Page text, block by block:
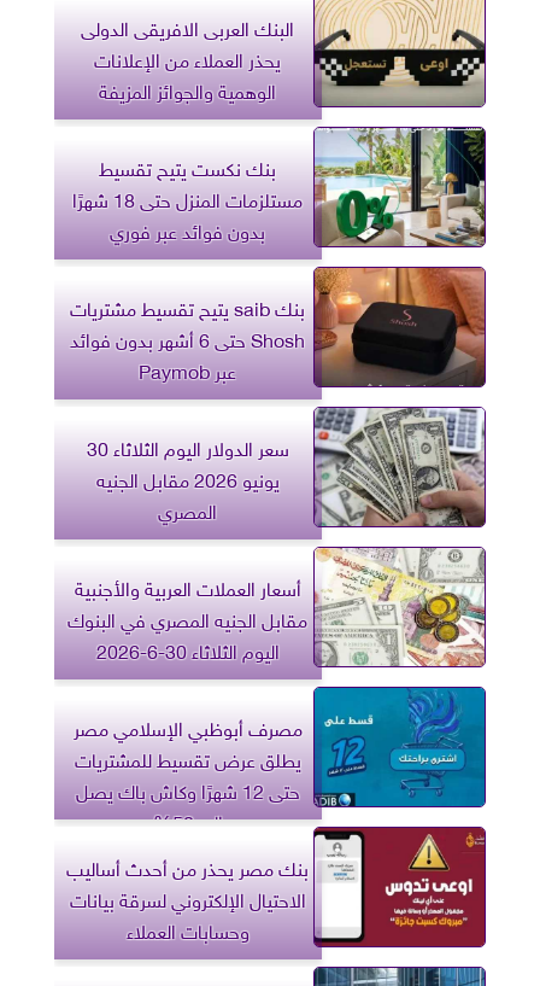
البنك العربى الافريقى الدولى
يحذر العملاء من الإعلانات
الوهمية والجوائز المزيفة
بنك نكست يتيح تقسيط
مستلزمات المنزل حتى 18 شهرًا
بدون فوائد عبر فوري
بنك saib يتيح تقسيط مشتريات
Shosh حتى 6 أشهر بدون فوائد
عبر Paymob
سعر الدولار اليوم الثلاثاء 30
يونيو 2026 مقابل الجنيه
المصري
أسعار العملات العربية والأجنبية
مقابل الجنيه المصري في البنوك
اليوم الثلاثاء 30-6-2026
مصرف أبوظبي الإسلامي مصر
يطلق عرض تقسيط للمشتريات
حتى 12 شهرًا وكاش باك يصل
إلى 50%
بنك مصر يحذر من أحدث أساليب
الاحتيال الإلكتروني لسرقة بيانات
وحسابات العملاء